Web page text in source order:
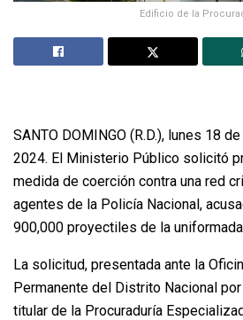
Edificio de la
SANTO DOMINGO (R.D.), lunes 18
2024. El Ministerio Público solicitó
medida de coerción contra una red
agentes de la Policía Nacional,
900,000 proyectiles de la
La solicitud, presentada ante la
Permanente del Distrito Nacional
titular de la Procuraduría